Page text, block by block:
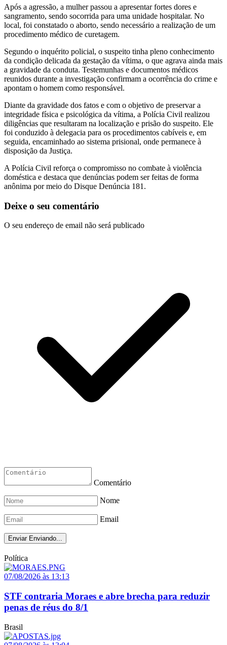
Após a agressão, a mulher passou a apresentar fortes dores e
sangramento, sendo socorrida para uma unidade hospitalar. No
local, foi constatado o aborto, sendo necessário a realização de um
procedimento médico de curetagem.
Segundo o inquérito policial, o suspeito tinha pleno conhecimento
da condição delicada da gestação da vítima, o que agrava ainda mais
a gravidade da conduta. Testemunhas e documentos médicos
reunidos durante a investigação confirmam a ocorrência do crime e
apontam o homem como responsável.
Diante da gravidade dos fatos e com o objetivo de preservar a
integridade física e psicológica da vítima, a Polícia Civil realizou
diligências que resultaram na localização e prisão do suspeito. Ele
foi conduzido à delegacia para os procedimentos cabíveis e, em
seguida, encaminhado ao sistema prisional, onde permanece à
disposição da Justiça.
A Polícia Civil reforça o compromisso no combate à violência
doméstica e destaca que denúncias podem ser feitas de forma
anônima por meio do Disque Denúncia 181.
Deixe o seu comentário
O seu endereço de email não será publicado
Comentário
Nome
Email
Enviar Enviando...
Política
07/08/2026 às 13:13
STF contraria Moraes e abre brecha para reduzir
penas de réus do 8/1
Brasil